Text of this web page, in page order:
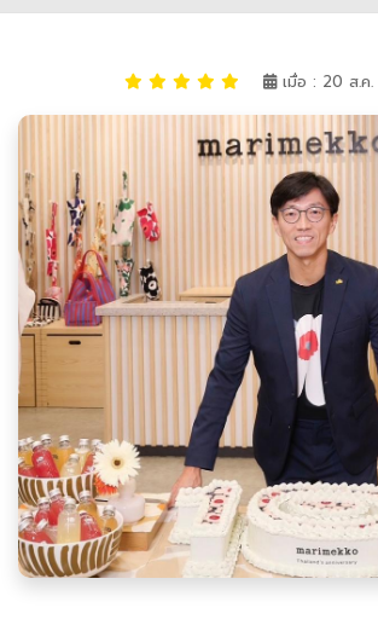
เมื่อ : 20 ส.ค.